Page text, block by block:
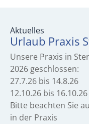
Aktuelles
Urlaub Praxis
Unsere Praxis in
2026 geschlossen:
27.7.26 bis 14.8.26
12.10.26 bis 16.10.26
Bitte beachten Sie
in der Praxis